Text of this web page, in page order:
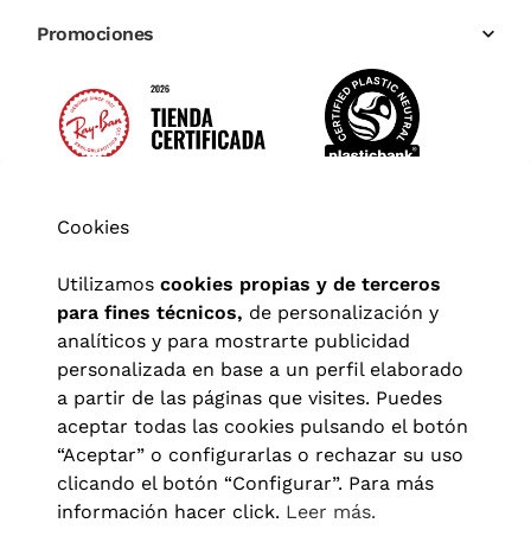
Promociones
Aviso legal| Política de privacidad Términos y condiciones
Política de cookies|Configuración de cookies
Cookies
Utilizamos cookies propias y de terceros
para fines técnicos, de personalización y
analíticos y para mostrarte publicidad
personalizada en base a un perfil elaborado
a partir de las páginas que visites. Puedes
aceptar todas las cookies pulsando el botón
“Aceptar” o configurarlas o rechazar su uso
clicando el botón “Configurar”. Para más
información hacer click. Leer más.